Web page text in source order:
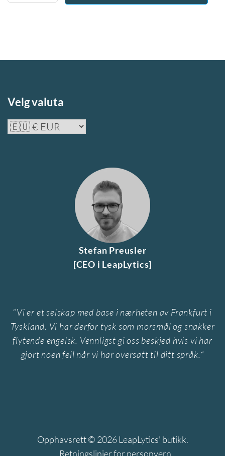
Visual
Velg valuta
Stefan Preusler
[CEO i LeapLytics]
“Vi er et selskap med base i nærheten av Frankfurt i
Tyskland. Vi har derfor tysk som morsmål og snakker
flytende engelsk. Vennligst gi oss beskjed hvis vi har
gjort noen feil når vi har oversatt til ditt språk.“
Opphavsrett © 2026LeapLytics' butikk.
Retningslinjer for personvern